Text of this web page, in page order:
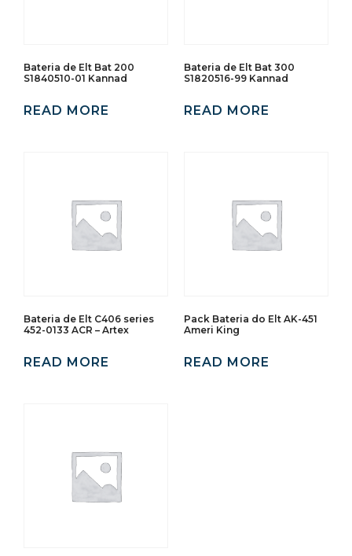
Bateria de Elt Bat 200
S1840510-01 Kannad
READ MORE
Bateria de Elt Bat 300
S1820516-99 Kannad
READ MORE
Bateria de Elt C406 series
452-0133 ACR – Artex
READ MORE
Pack Bateria do Elt AK-451
Ameri King
READ MORE